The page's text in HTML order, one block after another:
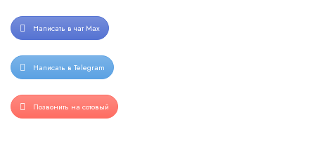
Написать в чат Max
Написать в Telegram
Позвонить на сотовый